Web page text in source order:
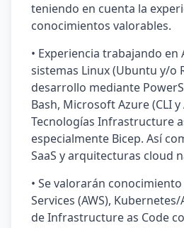
teniendo en cuenta la
conocimientos valorables.
• Experiencia trabajando
sistemas Linux (Ubuntu y/o
desarrollo mediante
Bash, Microsoft Azure (CLI
Tecnologías Infrastructure
especialmente Bicep. Así
SaaS y arquitecturas cloud
• Se valorarán
Services (AWS),
de Infrastructure as Code